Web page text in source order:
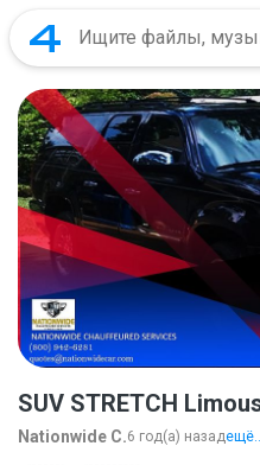
SUV STRETCH
Nationwide C.6 год(а) назад